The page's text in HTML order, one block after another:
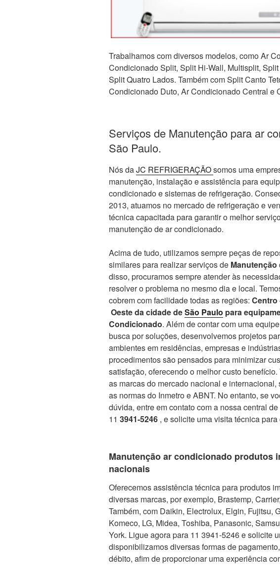
Trabalhamos com diversos modelos, como Ar
Condicionado Split, Split Hi-Wall, Multisplit,
Split Quatro Lados. Também com Split Canto
Condicionado Duto, Ar Condicionado Central e
Serviços de Manutenção para ar
São Paulo.
Nós daJC REFRIGERAÇÃOsomos uma
manutenção, instalação e assistência para
condicionado e sistemas de refrigeração.
2013, atuamos no mercado de refrigeração e
técnica capacitada para garantir o melhor
manutenção de ar condicionado.
Acima de tudo, utilizamos sempre peças de
similares para realizar serviços de Manutenção
disso, procuramos sempre atender às
resolver o problema no mesmo dia e local.
cobrem com facilidade todas as regiões: Centro
Oeste da cidade deSão Paulo para
Condicionado. Além de contar com uma
busca por soluções, desenvolvemos projetos
ambientes em residências, empresas e
procedimentos são pensados para minimizar
satisfação, oferecendo o melhor custo
as marcas do mercado nacional e
as normas do Inmetro e ABNT. No entanto, se
dúvida, entre em contato com a nossa central
11 3941-5246 , e solicite uma visita técnica
Manutenção ar condicionado produtos
nacionais
Oferecemos assistência técnica para produtos
diversas marcas, por exemplo, Brastemp,
Também, com Daikin, Electrolux, Elgin, Fujitsu,
Komeco, LG, Midea, Toshiba, Panasonic,
York. Ligue agora para 11 3941-5246 e solicite
disponibilizamos diversas formas de
débito, afim de proporcionar uma experiência